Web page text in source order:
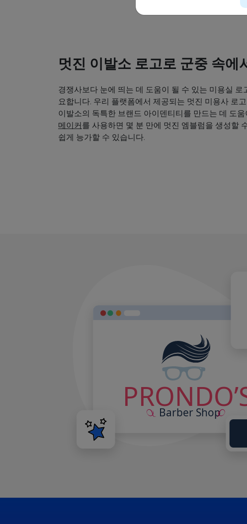
멋진 이발소 로고로 군중 속에
경쟁사보다 눈에 띄는 데 도움이 될 수 있는 미용실 로
요합니다. 우리 플랫폼에서 제공되는 멋진 미용사 로
이발소의 독특한 브랜드 아이덴티티를 만드는 데 도움
메이커 를 사용하면 몇 분 만에 멋진 엠블럼을 생성할
쉽게 능가할 수 있습니다.